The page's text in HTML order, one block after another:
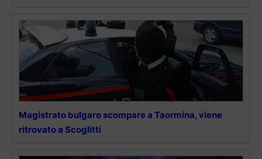
Magistrato bulgaro scompare a Taormina, viene
ritrovato a Scoglitti